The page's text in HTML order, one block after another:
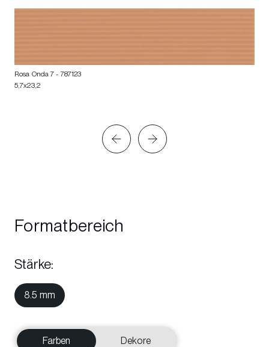
Rosa Onda 7 - 787123
5,7x23,2
Formatbereich
Stärke:
8.5 mm
Farben Dekore